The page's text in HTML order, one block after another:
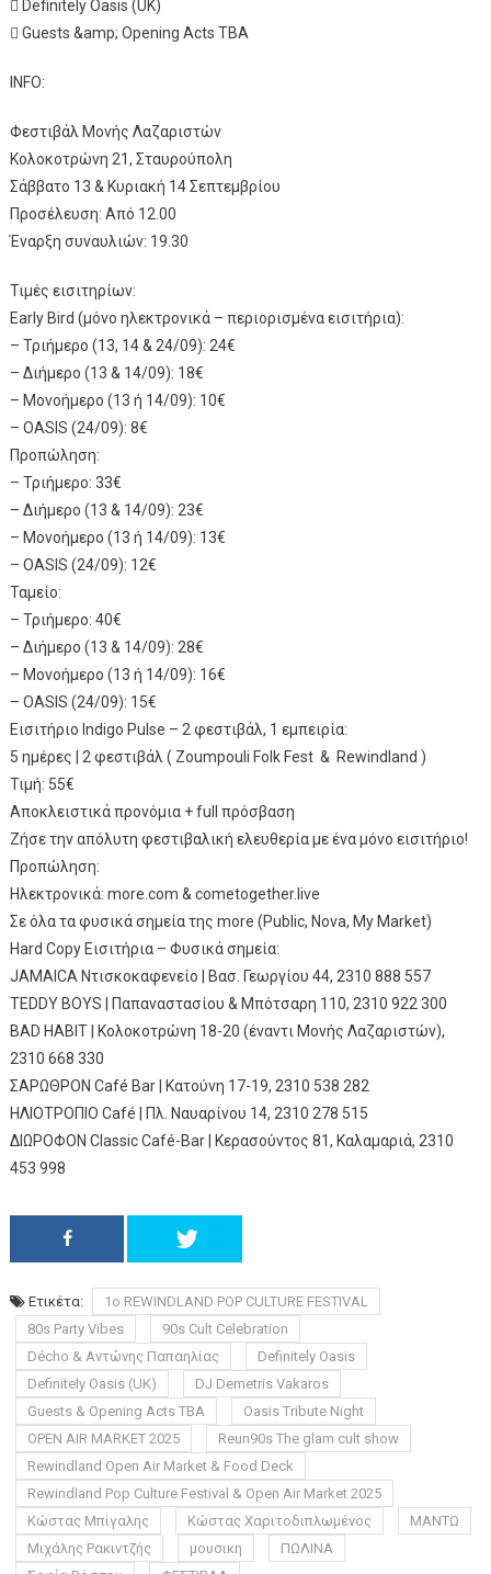
 Definitely Oasis (UK)
 Guests &amp; Opening Acts TBA
INFO:
Φεστιβάλ Μονής Λαζαριστών
Κολοκοτρώνη 21, Σταυρούπολη
Σάββατο 13 & Κυριακή 14 Σεπτεμβρίου
Προσέλευση: Από 12.00
Έναρξη συναυλιών: 19.30
Τιμές εισιτηρίων:
Early Bird (μόνο ηλεκτρονικά – περιορισμένα εισιτήρια):
– Τριήμερο (13, 14 & 24/09): 24€
– Διήμερο (13 & 14/09): 18€
– Μονοήμερο (13 ή 14/09): 10€
– OASIS (24/09): 8€
Προπώληση:
– Τριήμερο: 33€
– Διήμερο (13 & 14/09): 23€
– Μονοήμερο (13 ή 14/09): 13€
– OASIS (24/09): 12€
Ταμείο:
– Τριήμερο: 40€
– Διήμερο (13 & 14/09): 28€
– Μονοήμερο (13 ή 14/09): 16€
– OASIS (24/09): 15€
Εισιτήριο Indigo Pulse – 2 φεστιβάλ, 1 εμπειρία:
5 ημέρες | 2 φεστιβάλ ( Zoumpouli Folk Fest & Rewindland )
Τιμή: 55€
Αποκλειστικά προνόμια + full πρόσβαση
Ζήσε την απόλυτη φεστιβαλική ελευθερία με ένα μόνο εισιτήριο!
Προπώληση:
Ηλεκτρονικά: more.com & cometogether.live
Σε όλα τα φυσικά σημεία της more (Public, Nova, My Market)
Hard Copy Εισιτήρια – Φυσικά σημεία:
JAMAICA Ντισκοκαφενείο | Βασ. Γεωργίου 44, 2310 888 557
TEDDY BOYS | Παπαναστασίου & Μπότσαρη 110, 2310 922 300
BAD HABIT | Κολοκοτρώνη 18-20 (έναντι Μονής Λαζαριστών),
2310 668 330
ΣΑΡΩΘΡΟΝ Café Bar | Κατούνη 17-19, 2310 538 282
ΗΛΙΟΤΡΟΠΙΟ Café | Πλ. Ναυαρίνου 14, 2310 278 515
ΔΙΩΡΟΦΟΝ Classic Café-Bar | Κερασούντος 81, Καλαμαριά, 2310
453 998
Ετικέτα:
1ο REWINDLAND POP CULTURE FESTIVAL
80s Party Vibes
90s Cult Celebration
Décho & Αντώνης Παπαηλίας
Definitely Oasis
Definitely Oasis (UK)
DJ Demetris Vakaros
Guests & Opening Acts TBA
Oasis Tribute Night
OPEN AIR MARKET 2025
Reun90s The glam cult show
Rewindland Open Air Market & Food Deck
Rewindland Pop Culture Festival & Open Air Market 2025
Κώστας Μπίγαλης
Κώστας Χαριτοδιπλωμένος
ΜΑΝΤΩ
Μιχάλης Ρακιντζής
μουσικη
ΠΩΛΙΝΑ